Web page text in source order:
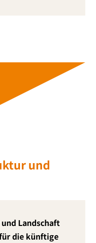
und
Landschaft
die künf­ti­ge